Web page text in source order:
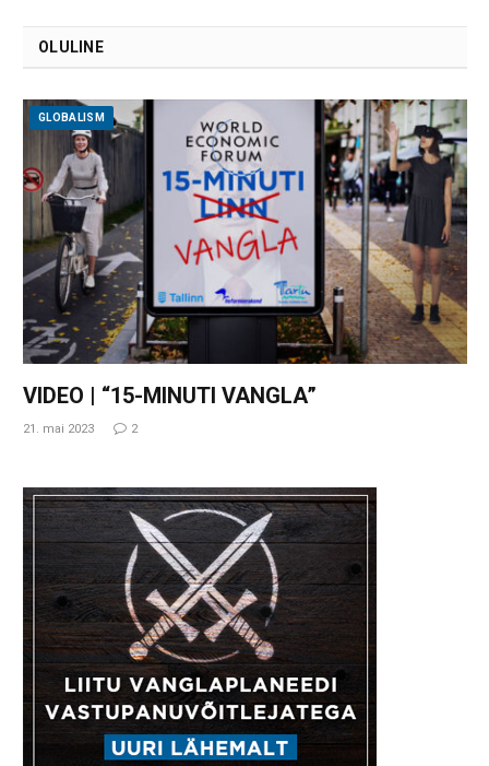
OLULINE
GLOBALISM
VIDEO | “15-MINUTI VANGLA”
21. mai 2023 2